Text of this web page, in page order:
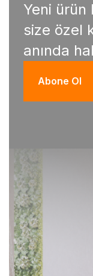
Yeni ürün
size özel
anında
Abone Ol